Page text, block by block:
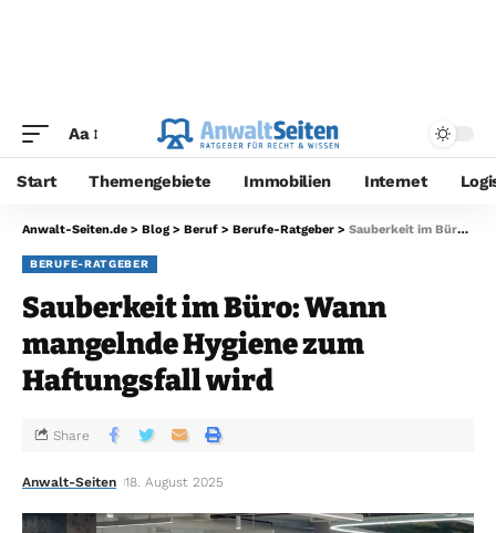
Aa
Start Themengebiete Immobilien Internet
Anwalt-Seiten.de > Blog > Beruf > Berufe-Ratgeber > Sauberkeit im Büro: Wann mangelnde Hygiene zum Haftungsfall wird
BERUFE-RATGEBER
Sauberkeit im Büro: Wann
mangelnde Hygiene zum
Haftungsfall wird
Anwalt-Seiten 18. August 2025
Share